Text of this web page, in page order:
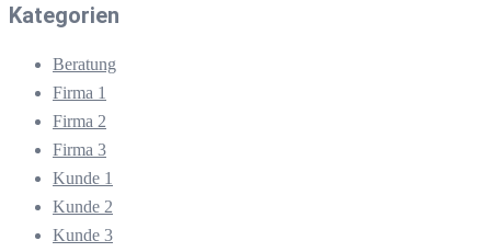
Kategorien
Beratung
Firma 1
Firma 2
Firma 3
Kunde 1
Kunde 2
Kunde 3